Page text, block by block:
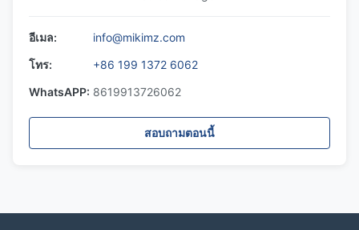
อีเมล:
info@mikimz.com
โทร:
+86 199 1372 6062
WhatsAPP: 8619913726062
สอบถามตอนนี้